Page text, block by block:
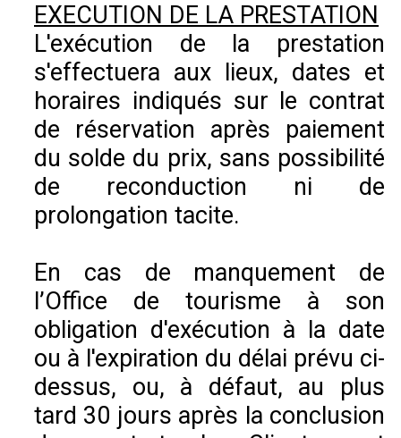
EXECUTION DE LA PRESTATION
L'exécution de la prestation
s'effectuera aux lieux, dates et
horaires indiqués sur le contrat
de réservation après paiement
du solde du prix, sans possibilité
de reconduction ni de
prolongation tacite.
En cas de manquement de
l’Office de tourisme à son
obligation d'exécution à la date
ou à l'expiration du délai prévu ci-
dessus, ou, à défaut, au plus
tard 30 jours après la conclusion